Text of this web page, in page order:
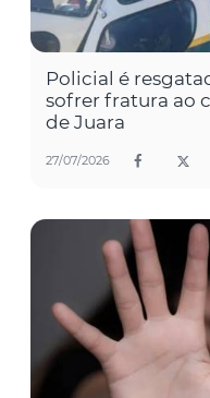
Policial é
sofrer fratura ao
de Juara
27/07/2026